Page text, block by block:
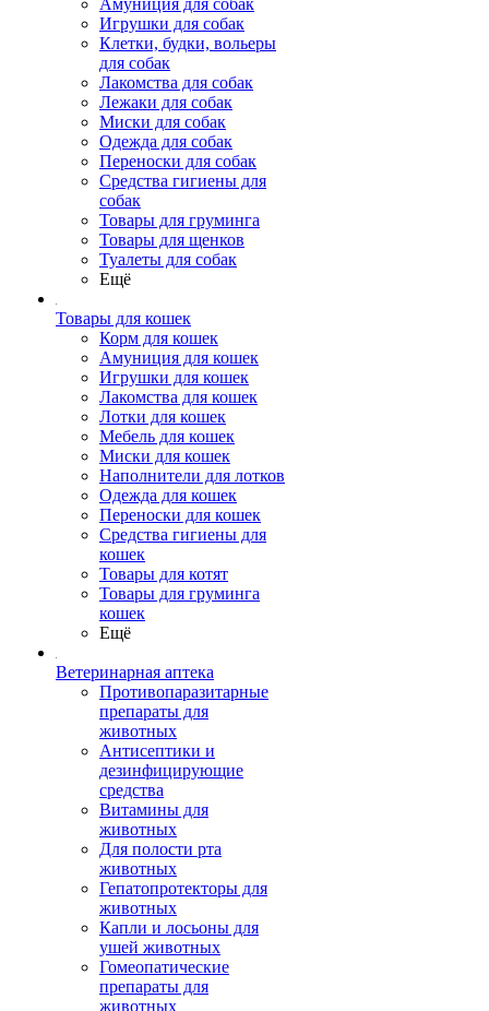
Амуниция для собак
Игрушки для собак
Клетки, будки, вольеры
для собак
Лакомства для собак
Лежаки для собак
Миски для собак
Одежда для собак
Переноски для собак
Средства гигиены для
собак
Товары для груминга
Товары для щенков
Туалеты для собак
Ещё
Товары для кошек
Корм для кошек
Амуниция для кошек
Игрушки для кошек
Лакомства для кошек
Лотки для кошек
Мебель для кошек
Миски для кошек
Наполнители для лотков
Одежда для кошек
Переноски для кошек
Средства гигиены для
кошек
Товары для котят
Товары для груминга
кошек
Ещё
Ветеринарная аптека
Противопаразитарные
препараты для
животных
Антисептики и
дезинфицирующие
средства
Витамины для
животных
Для полости рта
животных
Гепатопротекторы для
животных
Капли и лосьоны для
ушей животных
Гомеопатические
препараты для
животных